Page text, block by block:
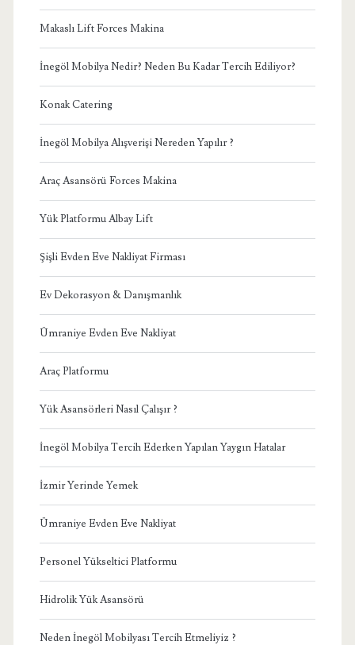
Makaslı Lift Forces Makina
İnegöl Mobilya Nedir? Neden Bu Kadar Tercih Ediliyor?
Konak Catering
İnegöl Mobilya Alışverişi Nereden Yapılır ?
Araç Asansörü Forces Makina
Yük Platformu Albay Lift
Şişli Evden Eve Nakliyat Firması
Ev Dekorasyon & Danışmanlık
Ümraniye Evden Eve Nakliyat
Araç Platformu
Yük Asansörleri Nasıl Çalışır ?
İnegöl Mobilya Tercih Ederken Yapılan Yaygın Hatalar
İzmir Yerinde Yemek
Ümraniye Evden Eve Nakliyat
Personel Yükseltici Platformu
Hidrolik Yük Asansörü
Neden İnegöl Mobilyası Tercih Etmeliyiz ?